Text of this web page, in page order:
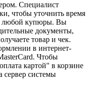
Специалист
чтобы уточнить время
с любой купюры. Вы
документы,
товар и чек.
в интернет-
Чтобы
картой" в корзине
сервер системы